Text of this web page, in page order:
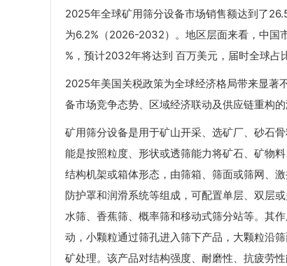
2025年全球矿用筛分设备市场销售额达到了
为6.2%（2026-2032）。地区层面来看，中国
%，预计2032年将达到 百万美元，届时全球占
2025年美国关税政策为全球经济格局带来显著
备市场竞争态势、区域经济联动及供应链重构的
矿用筛分设备是用于矿山开采、选矿厂、砂石
能是按照粒度、形状或透筛能力将矿石、矿物
结构机架或箱体形态，由筛箱、筛面或筛网、
防护罩和润滑系统等组成，可配置单层、双层
水筛、香蕉筛、概率筛和移动式筛分站等。其
动，小颗粒通过筛孔进入筛下产品，大颗粒沿
矿处理。该产品对结构强度、耐磨性、抗疲劳